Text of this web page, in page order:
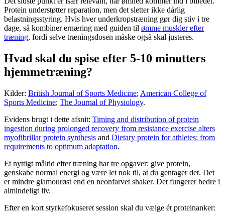
Protein understøtter reparation, men det sletter ikke dårlig
belastningsstyring. Hvis hver underkropstræning gør dig stiv i tre
dage, så kombiner ernæring med guiden til ømme muskler efter
træning, fordi selve træningsdosen måske også skal justeres.
Hvad skal du spise efter 5-10 minutters
hjemmetræning?
Kilder: British Journal of Sports Medicine; American College of
Sports Medicine; The Journal of Physiology.
Evidens brugt i dette afsnit: Timing and distribution of protein
ingestion during prolonged recovery from resistance exercise alters
myofibrillar protein synthesis and Dietary protein for athletes: from
requirements to optimum adaptation.
Et nyttigt måltid efter træning har tre opgaver: give protein,
genskabe normal energi og være let nok til, at du gentager det. Det
er mindre glamourøst end en neonfarvet shaker. Det fungerer bedre i
almindeligt liv.
Efter en kort styrkefokuseret session skal du vælge ét proteinanker: